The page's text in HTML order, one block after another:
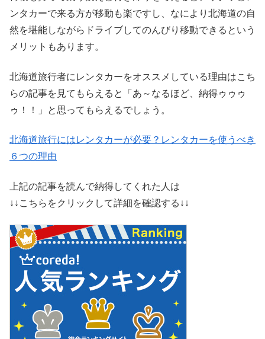
ンタカーで来る方が移動も楽ですし、なにより北海道の自
然を堪能しながらドライブしてのんびり移動できるという
メリットもあります。
北海道旅行者にレンタカーをオススメしている理由はこち
らの記事を見てもらえると「あ～なるほど、納得ゥゥゥ
ゥ！！」と思ってもらえるでしょう。
北海道旅行にはレンタカーが必要？レンタカーを使うべき
６つの理由
上記の記事を読んで納得してくれた人は
↓↓こちらをクリックして詳細を確認する↓↓